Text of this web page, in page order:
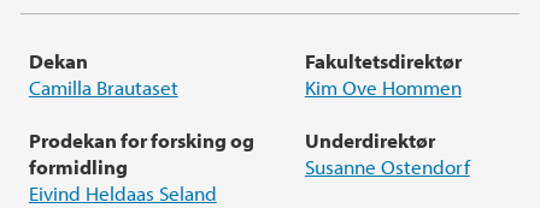
Dekan
Camilla Brautaset
Prodekan for forsking og
formidling
Eivind Heldaas Seland
Fakultetsdirektør
Kim Ove Hommen
Underdirektør
Susanne Ostendorf